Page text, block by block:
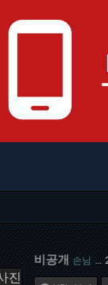
phone_android
비공개 손님 …